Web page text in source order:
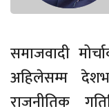
समाजवादी
अहिलेसम्म
राजनीतिक